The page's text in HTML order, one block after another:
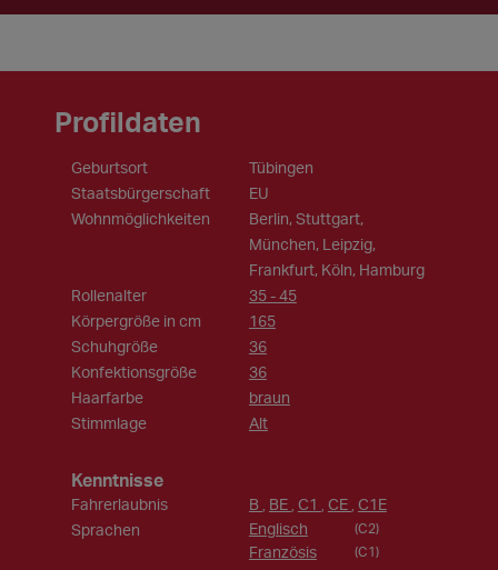
Profildaten
Geburtsort
Tübingen
Staatsbürgerschaft
EU
Wohnmöglichkeiten
Berlin, Stuttgart,
München, Leipzig,
Frankfurt, Köln, Hamburg
Rollenalter
35 - 45
Körpergröße in cm
165
Schuhgröße
36
Konfektionsgröße
36
Haarfarbe
braun
Stimmlage
Alt
Kenntnisse
Fahrerlaubnis B , BE , C1 , CE , C1E
Sprachen
Englisch (C2)
Französis
(C1)